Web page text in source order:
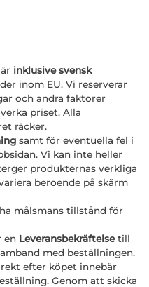
inklusive svensk
inom EU. Vi reserverar
och andra faktorer
priset. Alla
räcker.
samt för eventuella fel i
Vi kan inte heller
produkternas verkliga
beroende på skärm
målsmans tillstånd för
en Leveransbekräftelsetill
med beställningen.
efter köpet innebär
Genom att skicka